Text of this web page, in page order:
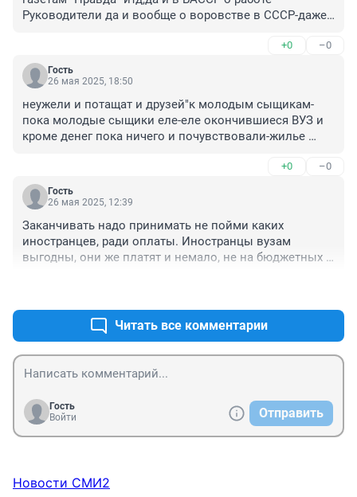
Руководители да и вообще о воровстве в СССР-даже
теперь тоже самое:кто пишет в этом" ящики"-тоже
самое-и главное сидят пацаны и не соображающие о
ЖИЗНИ. Выкидывають писанину-и за это получают
+0 –0
Гость
26 мая 2025, 18:50
неужели и потащат и друзей"к молодым сыщикам-
пока молодые сыщики еле-еле окончившиеся ВУЗ и
кроме денег пока ничего и почувствовали-жилье
другой бабой-а мне стыдно перед ребятами-да и Мама
тоже не-не,.одна.Вот так вот-.
+0 –0
Гость
26 мая 2025, 12:39
Заканчивать надо принимать не пойми каких
иностранцев, ради оплаты. Иностранцы вузам
выгодны, они же платят и немало, не на бюджетных
Читать все комментарии
Гость
Войти
Отправить
Новости СМИ2